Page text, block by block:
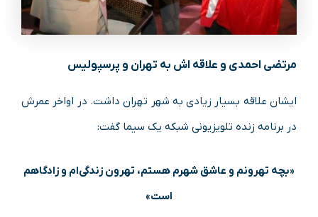
مرتضی احمدی و علاقه اش به تهران و پرسپولیس
ایشان علاقه بسیار زیادی به شهر تهران داشت. در اواخر عمرش
در برنامه زنده تلویزیونی شبکه یک سیما گفت:
«بچه تهرونم و عاشق شهرم هستم، تهرون زندگی‌ام و زادگاهم
است»